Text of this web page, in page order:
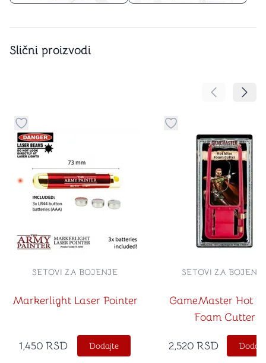
Slični proizvodi
Pomeranje
Dugme za dodavanje stvari u kategoriju omiljeno
Markerlight Laser Pointer
SETOVI ZA BOJENJE
1,450 RSD Dodajte
Dugme za dodavanje
GameMaster Hot
Foam Cutter
SETOVI ZA
2,520 RSD